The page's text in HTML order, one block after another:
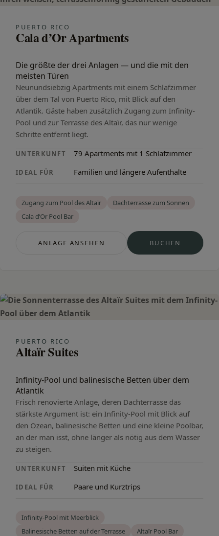
PUERTO RICO
Cala d’Or Apartments
Die größte der drei Anlagen — und die mit den
meisten Türen
Neunundsiebzig Apartments mit einem Schlafzimmer
über dem Tal von Puerto Rico, mit Blick auf den
Atlantik. Gäste haben zusätzlich Zugang zum Infinity-
Pool und zur Terrasse des Altaïr, das nur wenige
Schritte entfernt liegt.
UNTERKUNFT 79 Apartments mit 1 Schlafzimmer
IDEAL FÜR Familien und längere Aufenthalte
Zugang zum Pool des Altaïr
Dachterrasse zum Sonnen
Cala d’Or Pool Bar
ANLAGE ANSEHEN— CALA D’OR APARTMENTS
BUCHEN— CALA D’OR
PUERTO RICO
Altaïr Suites
Infinity-Pool und balinesische Betten über dem
Atlantik
Frisch renovierte Anlage, deren Dachterrasse das
stärkste Argument ist: ein Infinity-Pool mit Blick auf
den Ozean, balinesische Betten und eine kleine Poolbar,
an der man isst, ohne länger als nötig aus dem Wasser
zu steigen.
UNTERKUNFT Suiten mit Küche
IDEAL FÜR Paare und Kurztrips
Infinity-Pool mit Meerblick
Balinesische Betten auf der Terrasse
Altaïr Pool Bar